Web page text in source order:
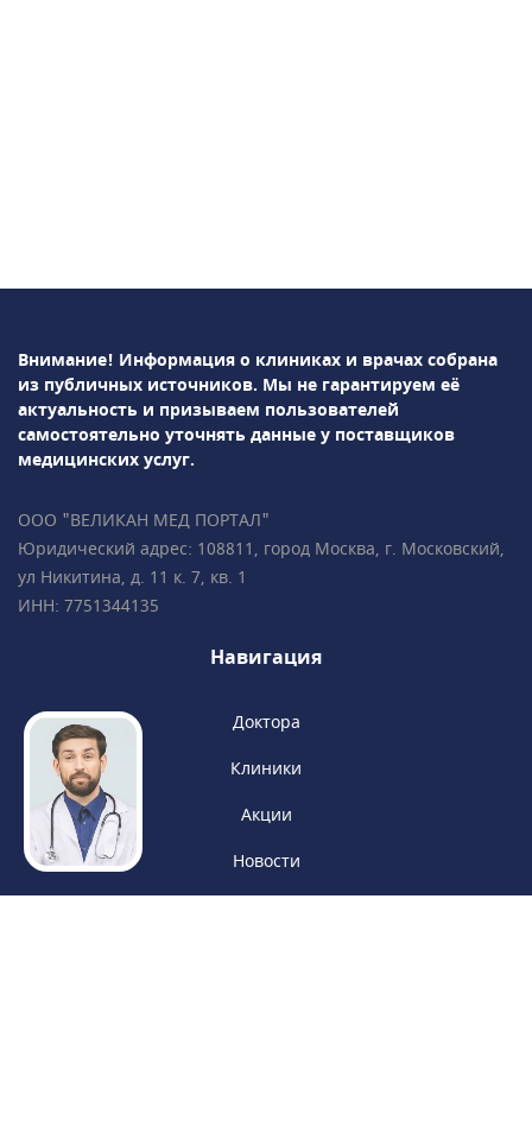
Внимание! Информация о клиниках и врачах собрана
из публичных источников. Мы не гарантируем её
актуальность и призываем пользователей
самостоятельно уточнять данные у поставщиков
медицинских услуг.
ООО "ВЕЛИКАН МЕД ПОРТАЛ"
Юридический адрес: 108811, город Москва, г. Московский,
ул Никитина, д. 11 к. 7, кв. 1
ИНН: 7751344135
Навигация
Доктора
Клиники
Акции
Новости